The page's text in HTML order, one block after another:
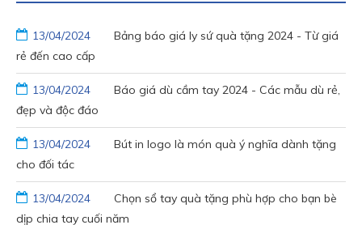
13/04/2024
Bảng báo giá ly sứ quà tặng 2024 - Từ giá
rẻ đến cao cấp
13/04/2024
Báo giá dù cầm tay 2024 - Các mẫu dù rẻ,
đẹp và độc đáo
13/04/2024
Bút in logo là món quà ý nghĩa dành tặng
cho đối tác
13/04/2024
Chọn sổ tay quà tặng phù hợp cho bạn bè
dịp chia tay cuối năm